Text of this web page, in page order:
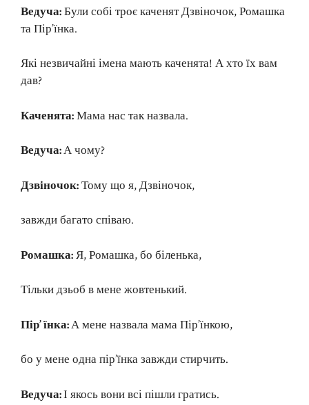
Ведуча:Були собі троє каченят Дзвіночок, Ромашка
та Пір’їнка.
Які незвичайні імена мають каченята! А хто їх вам
дав?
Каченята:Мама нас так назвала.
Ведуча:А чому?
Дзвіночок:Тому що я, Дзвіночок,
завжди багато співаю.
Ромашка:Я, Ромашка, бо біленька,
Тільки дзьоб в мене жовтенький.
Пір’ їнка:А мене назвала мама Пір’їнкою,
бо у мене одна пір’їнка завжди стирчить.
Ведуча:І якось вони всі пішли гратись.